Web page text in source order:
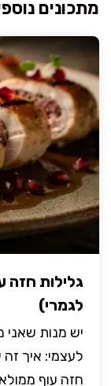
מתכונים
גלילות חזה
לגמרי)
יש מנות שאני
לעצמי: איך
חזה עוף